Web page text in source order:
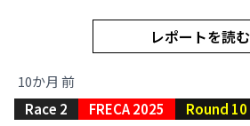
レポートを読む
10か月 前
Race 2
FRECA 2025 Round 10